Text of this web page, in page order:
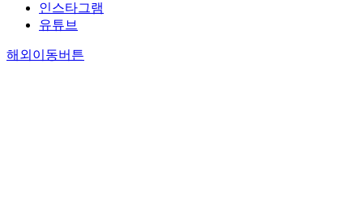
인스타그램
유튜브
해외이동버튼